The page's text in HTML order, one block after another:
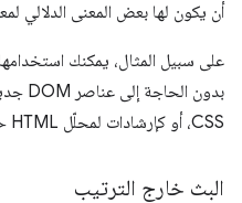
أن يكون لها بعض المعنى الدلالي
على سبيل المثال، يمكنك استخدامها
CSS، أو كإرشادات لمحلّل HTML حول كيفية التخزين المؤقت والبث.
البث خارج الترتيب